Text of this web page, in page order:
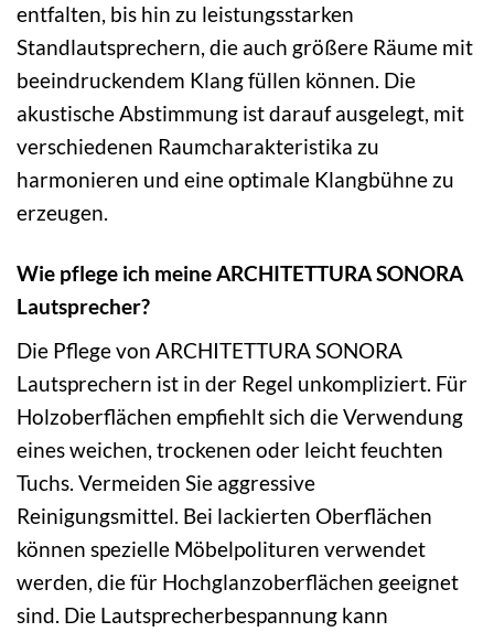
entfalten, bis hin zu leistungsstarken
Standlautsprechern, die auch größere Räume mit
beeindruckendem Klang füllen können. Die
akustische Abstimmung ist darauf ausgelegt, mit
verschiedenen Raumcharakteristika zu
harmonieren und eine optimale Klangbühne zu
erzeugen.
Wie pflege ich meine ARCHITETTURA SONORA
Lautsprecher?
Die Pflege von ARCHITETTURA SONORA
Lautsprechern ist in der Regel unkompliziert. Für
Holzoberflächen empfiehlt sich die Verwendung
eines weichen, trockenen oder leicht feuchten
Tuchs. Vermeiden Sie aggressive
Reinigungsmittel. Bei lackierten Oberflächen
können spezielle Möbelpolituren verwendet
werden, die für Hochglanzoberflächen geeignet
sind. Die Lautsprecherbespannung kann